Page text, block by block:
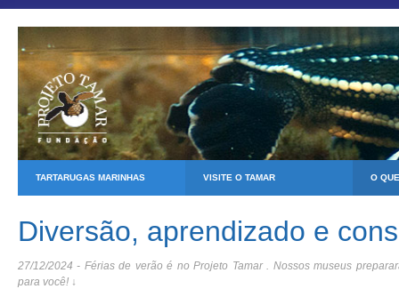
TARTARUGAS MARINHAS VISITE O TAMAR O
Diversão, aprendizado e
27/12/2024 - Férias de verão é no Projeto Tamar . Nossos museus
para você! ↓